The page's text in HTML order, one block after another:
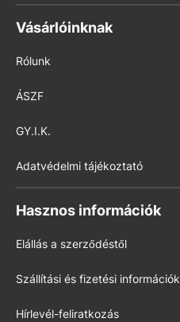
Vásárlóinknak
Rólunk
ÁSZF
GY.I.K.
Adatvédelmi tájékoztató
Hasznos információk
Elállás a szerződéstől
Szállítási és fizetési információk
Hírlevél-feliratkozás